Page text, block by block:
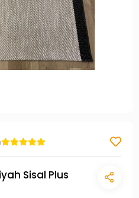
Sisal Plus